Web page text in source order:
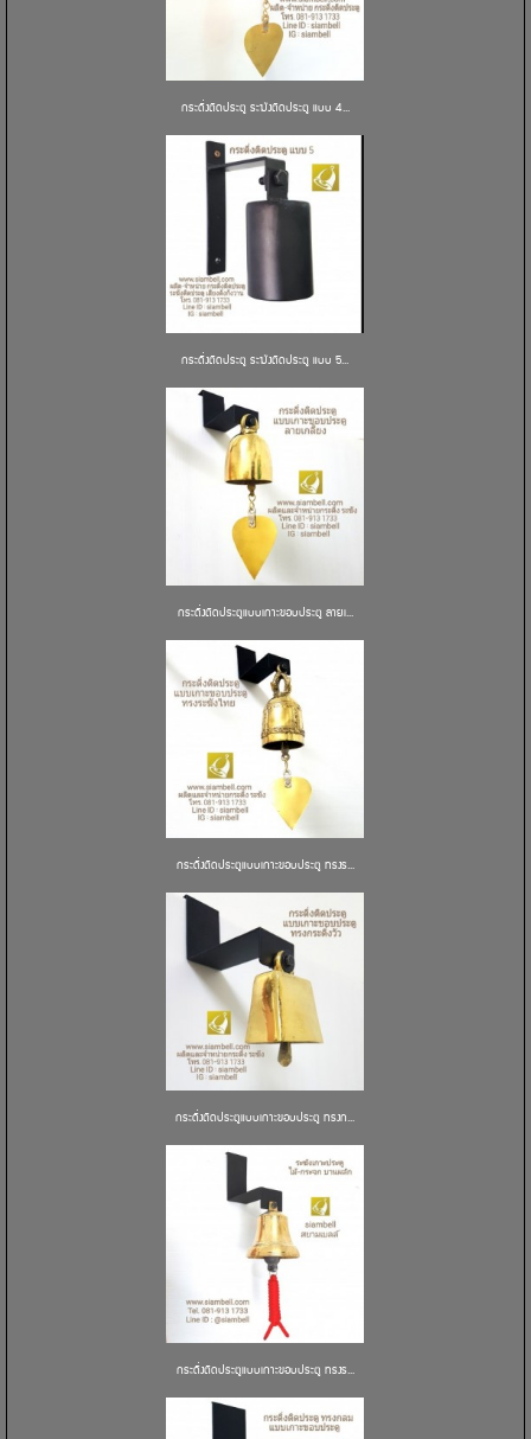
กระดิ่งติดประตู ระฆังติดประตู แบบ 4...
กระดิ่งติดประตู ระฆังติดประตู แบบ 5...
กระดิ่งติดประตูแบบเกาะขอบประตู ลายเ...
กระดิ่งติดประตูแบบเกาะขอบประตู ทรงร...
กระดิ่งติดประตูแบบเกาะขอบประตู ทรงก...
กระดิ่งติดประตูแบบเกาะขอบประตู ทรงร...